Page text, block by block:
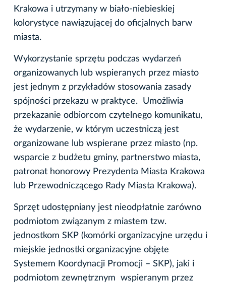
Krakowa i utrzymany w biało-niebieskiej
kolorystyce nawiązującej do oficjalnych barw
miasta.
Wykorzystanie sprzętu podczas wydarzeń
organizowanych lub wspieranych przez miasto
jest jednym z przykładów stosowania zasady
spójności przekazu w praktyce. Umożliwia
przekazanie odbiorcom czytelnego komunikatu,
że wydarzenie, w którym uczestniczą jest
organizowane lub wspierane przez miasto (np.
wsparcie z budżetu gminy, partnerstwo miasta,
patronat honorowy Prezydenta Miasta Krakowa
lub Przewodniczącego Rady Miasta Krakowa).
Sprzęt udostępniany jest nieodpłatnie zarówno
podmiotom związanym z miastem tzw.
jednostkom SKP (komórki organizacyjne urzędu i
miejskie jednostki organizacyjne objęte
Systemem Koordynacji Promocji – SKP), jaki i
podmiotom zewnętrznym wspieranym przez